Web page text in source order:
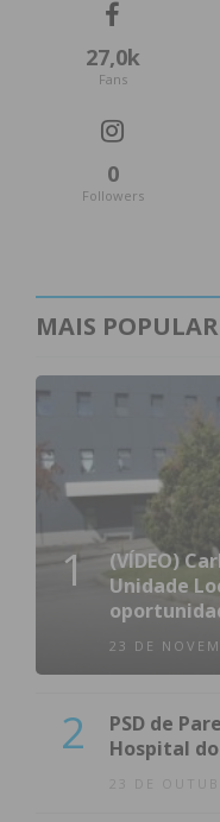
27,0k
Fans
0
Followers
MAIS
1
(VÍDEO)
Unidade
23 DE
2
PSD de
Hospital
23 DE